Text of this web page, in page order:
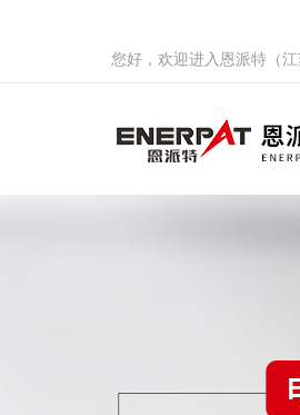
您好，欢迎进入恩派特（